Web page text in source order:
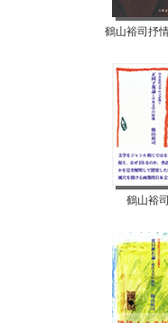
鶴山裕司抒
鶴山裕